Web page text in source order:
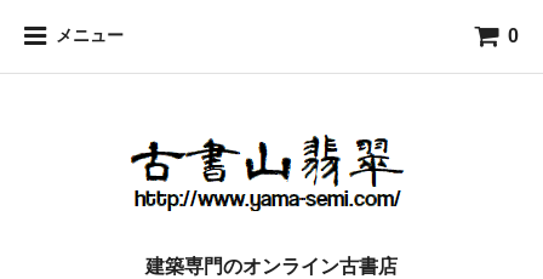
メニュー 0
建築専門のオンライン古書店